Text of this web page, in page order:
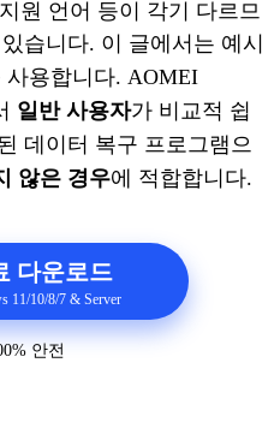
원 언어 등이 각기 다르므
습니다. 이 글에서는 예시
사용합니다. AOMEI
일반 사용자가 비교적 쉽
데이터 복구 프로그램으
않은 경우에 적합합니다.
다운로드
11/10/8/7 & Server
안전